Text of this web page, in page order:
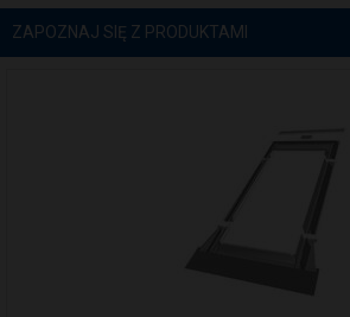
ZAPOZNAJ SIĘ Z PRODUKTAMI